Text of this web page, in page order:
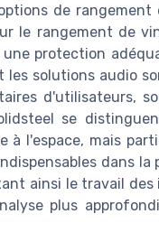
de
le rangement de
protection
solutions audio
d'utilisateurs,
se
à l'espace, mais
dans
ainsi le travail
plus